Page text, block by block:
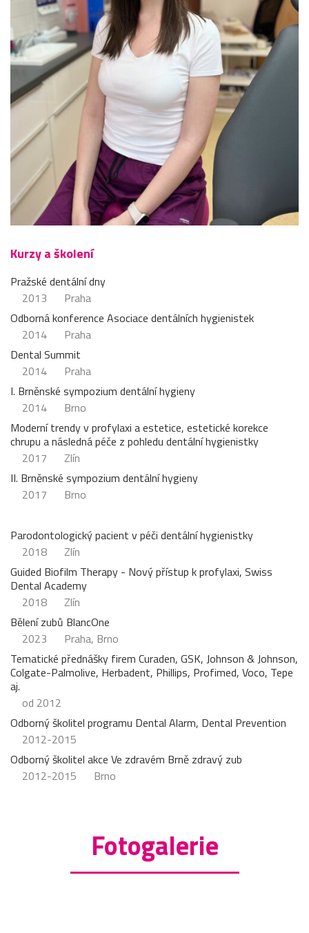
Kurzy a školení
Pražské dentální dny
2013
Praha
Odborná konference Asociace dentálních hygienistek
2014
Praha
Dental Summit
2014
Praha
I. Brněnské sympozium dentální hygieny
2014
Brno
Moderní trendy v profylaxi a estetice, estetické korekce
chrupu a následná péče z pohledu dentální hygienistky
2017
Zlín
II. Brněnské sympozium dentální hygieny
2017
Brno
Parodontologický pacient v péči dentální hygienistky
2018
Zlín
Guided Biofilm Therapy - Nový přístup k profylaxi, Swiss
Dental Academy
2018
Zlín
Bělení zubů BlancOne
2023
Praha, Brno
Tematické přednášky firem Curaden, GSK, Johnson & Johnson,
Colgate-Palmolive, Herbadent, Phillips, Profimed, Voco, Tepe
aj.
od 2012
Odborný školitel programu Dental Alarm, Dental Prevention
2012-2015
Odborný školitel akce Ve zdravém Brně zdravý zub
2012-2015
Brno
Fotogalerie